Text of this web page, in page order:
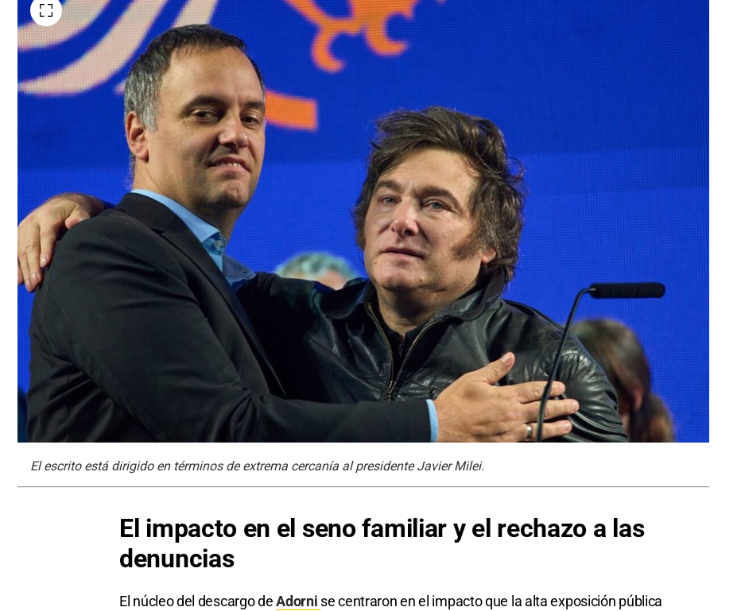
El escrito está dirigido en términos de extrema cercanía al presidente Javier Milei.
El impacto en el seno familiar y el rechazo a las
denuncias
El núcleo del descargo deAdorni se centraron en el impacto que la alta exposición pública